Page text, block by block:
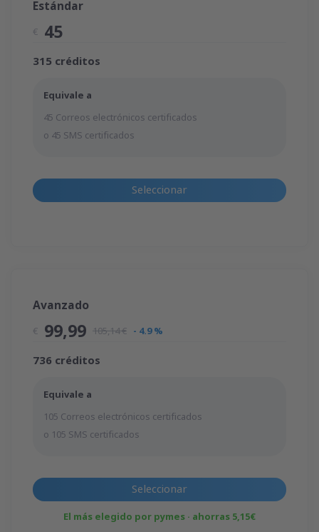
Estándar
€ 45
315 créditos
Equivale a
45 Correos electrónicos certificados
o 45 SMS certificados
Seleccionar
Avanzado
€ 99,99 105,14 € - 4.9 %
736 créditos
Equivale a
105 Correos electrónicos certificados
o 105 SMS certificados
Seleccionar
El más elegido por pymes · ahorras 5,15€